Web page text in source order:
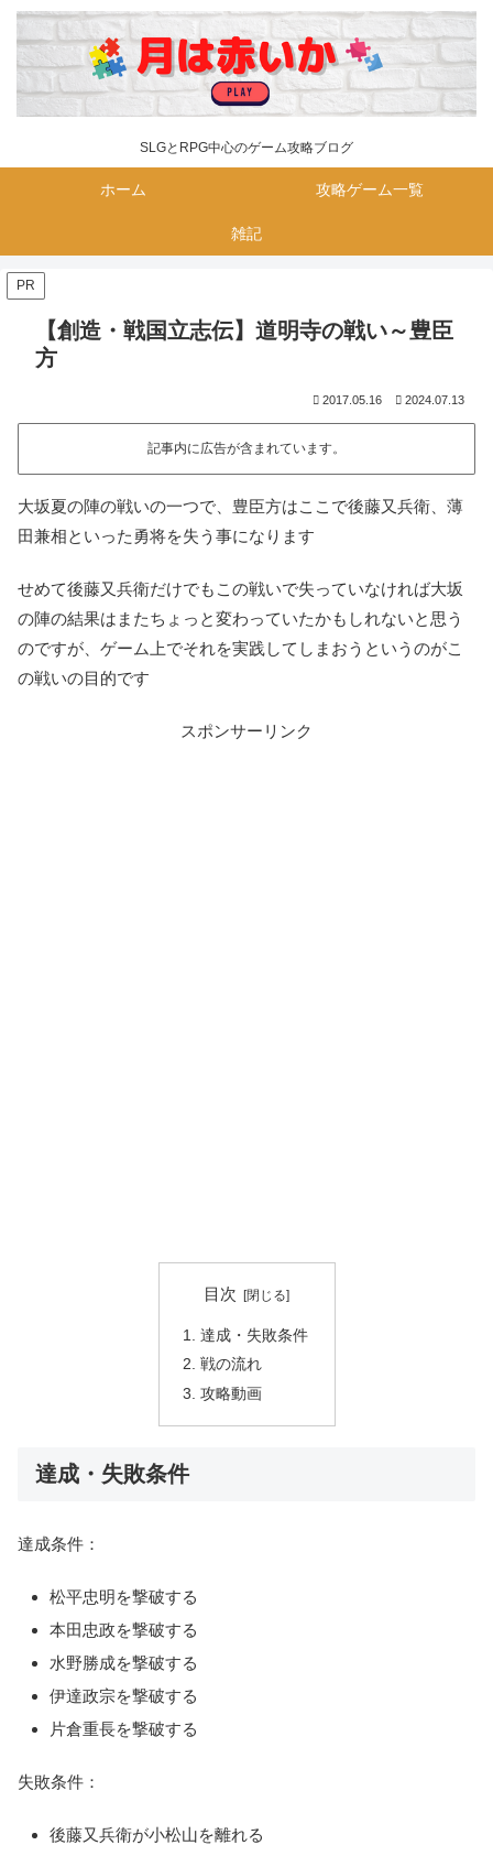
SLGとRPG中心のゲーム攻略ブログ
ホーム 攻略ゲーム一覧
雑記
PR
【創造・戦国立志伝】道明寺の戦い～豊臣
方
2017.05.16 2024.07.13
記事内に広告が含まれています。
大坂夏の陣の戦いの一つで、豊臣方はここで後藤又兵衛、薄
田兼相といった勇将を失う事になります
せめて後藤又兵衛だけでもこの戦いで失っていなければ大坂
の陣の結果はまたちょっと変わっていたかもしれないと思う
のですが、ゲーム上でそれを実践してしまおうというのがこ
の戦いの目的です
スポンサーリンク
目次
達成・失敗条件
戦の流れ
攻略動画
達成・失敗条件
達成条件：
松平忠明を撃破する
本田忠政を撃破する
水野勝成を撃破する
伊達政宗を撃破する
片倉重長を撃破する
失敗条件：
後藤又兵衛が小松山を離れる